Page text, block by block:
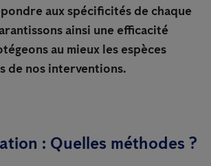
aux spécificités de chaque
ainsi une efficacité
au mieux les espèces
de nos interventions.
: Quelles méthodes ?